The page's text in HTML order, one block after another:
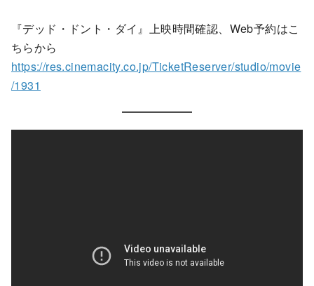
『デッド・ドント・ダイ』上映時間確認、Web予約はこ
ちらから
https://res.cinemacity.co.jp/TicketReserver/studio/movie
/1931